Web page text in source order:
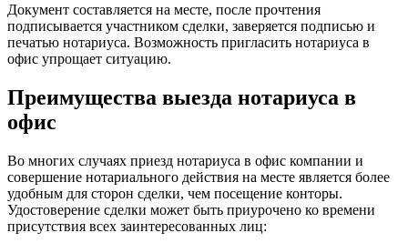
Документ составляется на месте, после прочтения
подписывается участником сделки, заверяется подписью и
печатью нотариуса. Возможность пригласить нотариуса в
офис упрощает ситуацию.
Преимущества выезда нотариуса в
офис
Во многих случаях приезд нотариуса в офис компании и
совершение нотариального действия на месте является более
удобным для сторон сделки, чем посещение конторы.
Удостоверение сделки может быть приурочено ко времени
присутствия всех заинтересованных лиц: